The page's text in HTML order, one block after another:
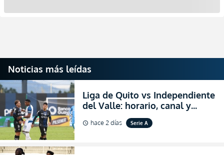
Noticias más leídas
Liga de Quito vs Independiente
del Valle: horario, canal y
dónde ver EN VIVO el
partidazo por la fecha 24 de la
schedule hace 2 días Serie A